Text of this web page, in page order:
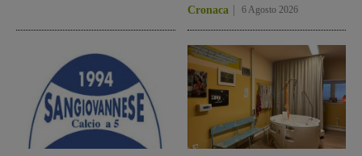
Cronaca 6 Agosto 2026